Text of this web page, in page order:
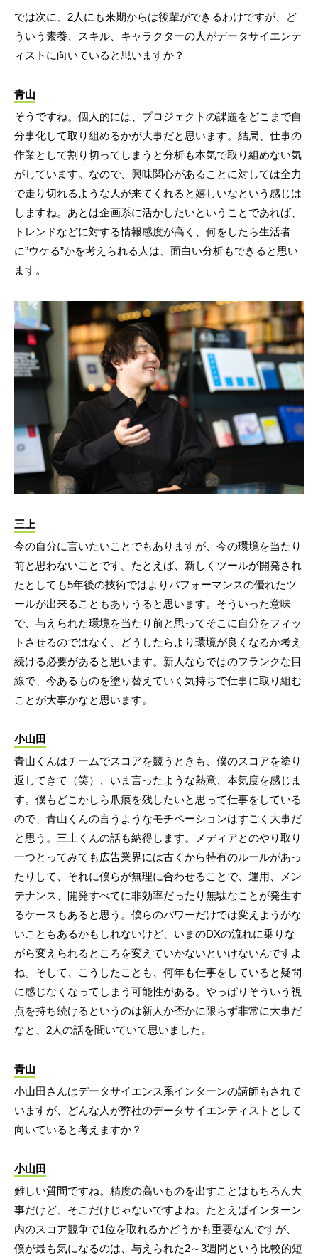
では次に、2人にも来期からは後輩ができるわけですが、ど
ういう素養、スキル、キャラクターの人がデータサイエンテ
ィストに向いていると思いますか？
青山
そうですね。個人的には、プロジェクトの課題をどこまで自
分事化して取り組めるかが大事だと思います。結局、仕事の
作業として割り切ってしまうと分析も本気で取り組めない気
がしています。なので、興味関心があることに対しては全力
で走り切れるような人が来てくれると嬉しいなという感じは
しますね。あとは企画系に活かしたいということであれば、
トレンドなどに対する情報感度が高く、何をしたら生活者
に”ウケる”かを考えられる人は、面白い分析もできると思い
ます。
三上
今の自分に言いたいことでもありますが、今の環境を当たり
前と思わないことです。たとえば、新しくツールが開発され
たとしても5年後の技術ではよりパフォーマンスの優れたツ
ールが出来ることもありうると思います。そういった意味
で、与えられた環境を当たり前と思ってそこに自分をフィッ
トさせるのではなく、どうしたらより環境が良くなるか考え
続ける必要があると思います。新人ならではのフランクな目
線で、今あるものを塗り替えていく気持ちで仕事に取り組む
ことが大事かなと思います。
小山田
青山くんはチームでスコアを競うときも、僕のスコアを塗り
返してきて（笑）、いま言ったような熱意、本気度を感じま
す。僕もどこかしら爪痕を残したいと思って仕事をしている
ので、青山くんの言うようなモチベーションはすごく大事だ
と思う。三上くんの話も納得します。メディアとのやり取り
一つとってみても広告業界には古くから特有のルールがあっ
たりして、それに僕らが無理に合わせることで、運用、メン
テナンス、開発すべてに非効率だったり無駄なことが発生す
るケースもあると思う。僕らのパワーだけでは変えようがな
いこともあるかもしれないけど、いまのDXの流れに乗りな
がら変えられるところを変えていかないといけないんですよ
ね。そして、こうしたことも、何年も仕事をしていると疑問
に感じなくなってしまう可能性がある。やっぱりそういう視
点を持ち続けるというのは新人か否かに限らず非常に大事だ
なと、2人の話を聞いていて思いました。
青山
小山田さんはデータサイエンス系インターンの講師もされて
いますが、どんな人が弊社のデータサイエンティストとして
向いていると考えますか？
小山田
難しい質問ですね。精度の高いものを出すことはもちろん大
事だけど、そこだけじゃないですよね。たとえばインターン
内のスコア競争で1位を取れるかどうかも重要なんですが、
僕が最も気になるのは、与えられた2～3週間という比較的短